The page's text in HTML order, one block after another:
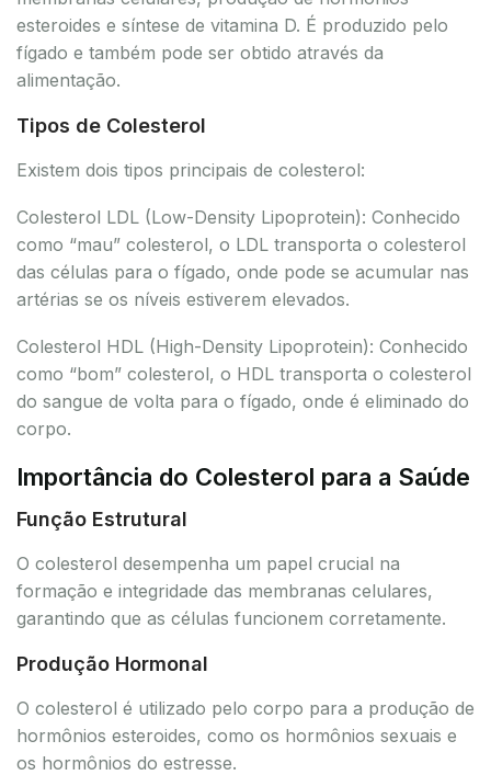
esteroides e síntese de vitamina D. É produzido pelo
fígado e também pode ser obtido através da
alimentação.
Tipos de Colesterol
Existem dois tipos principais de colesterol:
Colesterol LDL (Low-Density Lipoprotein): Conhecido
como “mau” colesterol, o LDL transporta o colesterol
das células para o fígado, onde pode se acumular nas
artérias se os níveis estiverem elevados.
Colesterol HDL (High-Density Lipoprotein): Conhecido
como “bom” colesterol, o HDL transporta o colesterol
do sangue de volta para o fígado, onde é eliminado do
corpo.
Importância do Colesterol para a Saúde
Função Estrutural
O colesterol desempenha um papel crucial na
formação e integridade das membranas celulares,
garantindo que as células funcionem corretamente.
Produção Hormonal
O colesterol é utilizado pelo corpo para a produção de
hormônios esteroides, como os hormônios sexuais e
os hormônios do estresse.